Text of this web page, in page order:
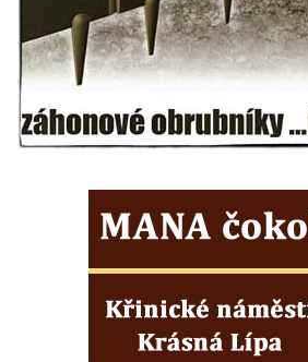
Socha Civilizovaní na Husově třídě v
Českých Budějovicích
Socha svatého Jana Nepomuckého Na
Budějovicích
Budějovicích
Socha svatého Vincence Ferrerského na
Socha svatého Zachariáše na nádvoří
kláštera dominikánů v Českých